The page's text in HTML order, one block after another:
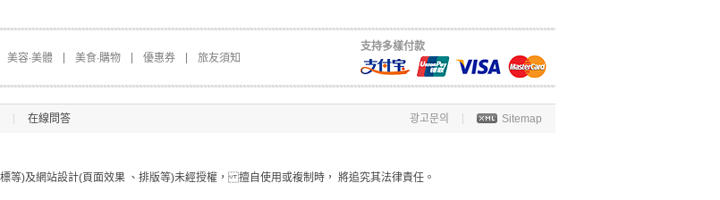
美容∙美體 美食∙購物 優惠券 旅友須知
支持多樣付款
在線問答 광고문의 Sitemap
等)及網站設計(頁面效果 、排版等)未經授權， 擅自使用或複制時， 將追究其法律責任。